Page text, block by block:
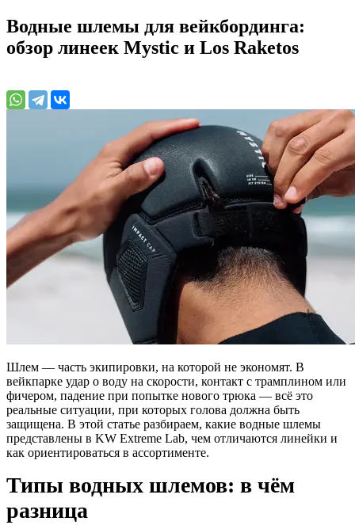
Водные шлемы для вейкбординга:
обзор линеек Mystic и Los Raketos
Шлем — часть экипировки, на которой не экономят. В
вейкпарке удар о воду на скорости, контакт с трамплином или
фичером, падение при попытке нового трюка — всё это
реальные ситуации, при которых голова должна быть
защищена. В этой статье разбираем, какие водные шлемы
представлены в KW Extreme Lab, чем отличаются линейки и
как ориентироваться в ассортименте.
Типы водных шлемов: в чём
разница